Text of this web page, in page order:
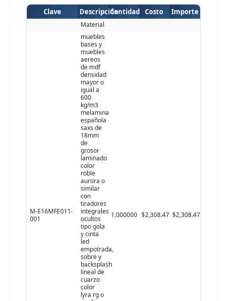
Clave DescripciónCantidad Costo Importe
Material
M-E16MFE011-
001
muebles
bases y
muebles
aereos
de mdf
densidad
mayor o
igual a
600
kg/m3
melamina
española
saxs de
18mm
de
grosor
laminado
color
roble
aurora o
similar
con
tiradores
integrales
ocultos
tipo gola
y cinta
led
empotrada,
sobre y
backsplash
lineal de
cuarzo
color
lyra rg o
1.000000 $2,308.47 $2,308.47